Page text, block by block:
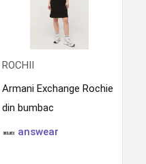
ROCHII
Armani Exchange Rochie
din bumbac
answear